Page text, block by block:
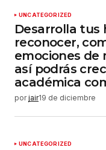
UNCATEGORIZED
Desarrolla tus
reconocer,
emociones de
así podrás
académica
por jair19 de diciembre
UNCATEGORIZED